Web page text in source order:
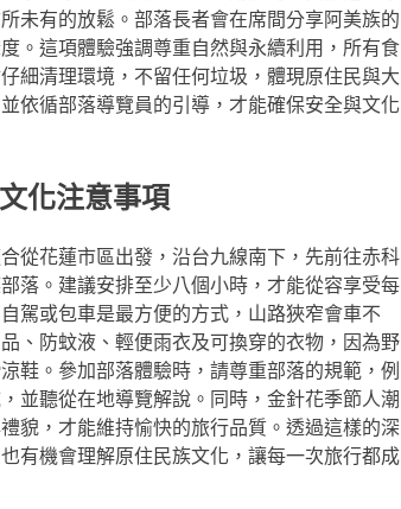
未有的放鬆。部落長者會在席間分享阿美族的
。這項體驗強調尊重自然與永續利用，所有食
細清理環境，不留任何垃圾，體現原住民與大
依循部落導覽員的引導，才能確保安全與文化
化注意事項
從花蓮市區出發，沿台九線南下，先前往赤科
落。建議安排至少八個小時，才能從容享受每
駕或包車是最方便的方式，山路狹窄會車不
、防蚊液、輕便雨衣及可換穿的衣物，因為野
鞋。參加部落體驗時，請尊重部落的規範，例
並聽從在地導覽解說。同時，金針花季節人潮
貌，才能維持愉快的旅行品質。透過這樣的深
有機會理解原住民族文化，讓每一次旅行都成